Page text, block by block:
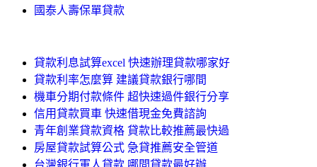
國泰人壽保單貸款
貸款利息試算excel 快速辦理貸款哪家好
貸款利率怎麼算 建議貸款銀行哪間
機車分期付款條件 超快速過件銀行分享
信用貸款買車 快速借現金免費諮詢
青年創業貸款資格 貸款比較推薦最快過
房屋貸款試算公式 急貸推薦安全管道
台灣銀行軍人貸款 哪間貸款最好辦